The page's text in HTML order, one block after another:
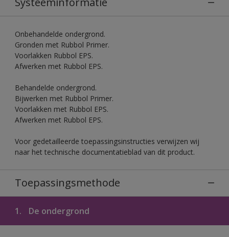
Onbehandelde ondergrond.
Gronden met Rubbol Primer.
Voorlakken Rubbol EPS.
Afwerken met Rubbol EPS.
Behandelde ondergrond.
Bijwerken met Rubbol Primer.
Voorlakken met Rubbol EPS.
Afwerken met Rubbol EPS.
Voor gedetailleerde toepassingsinstructies verwijzen wij
naar het technische documentatieblad van dit product.
Toepassingsmethode
1. De ondergrond